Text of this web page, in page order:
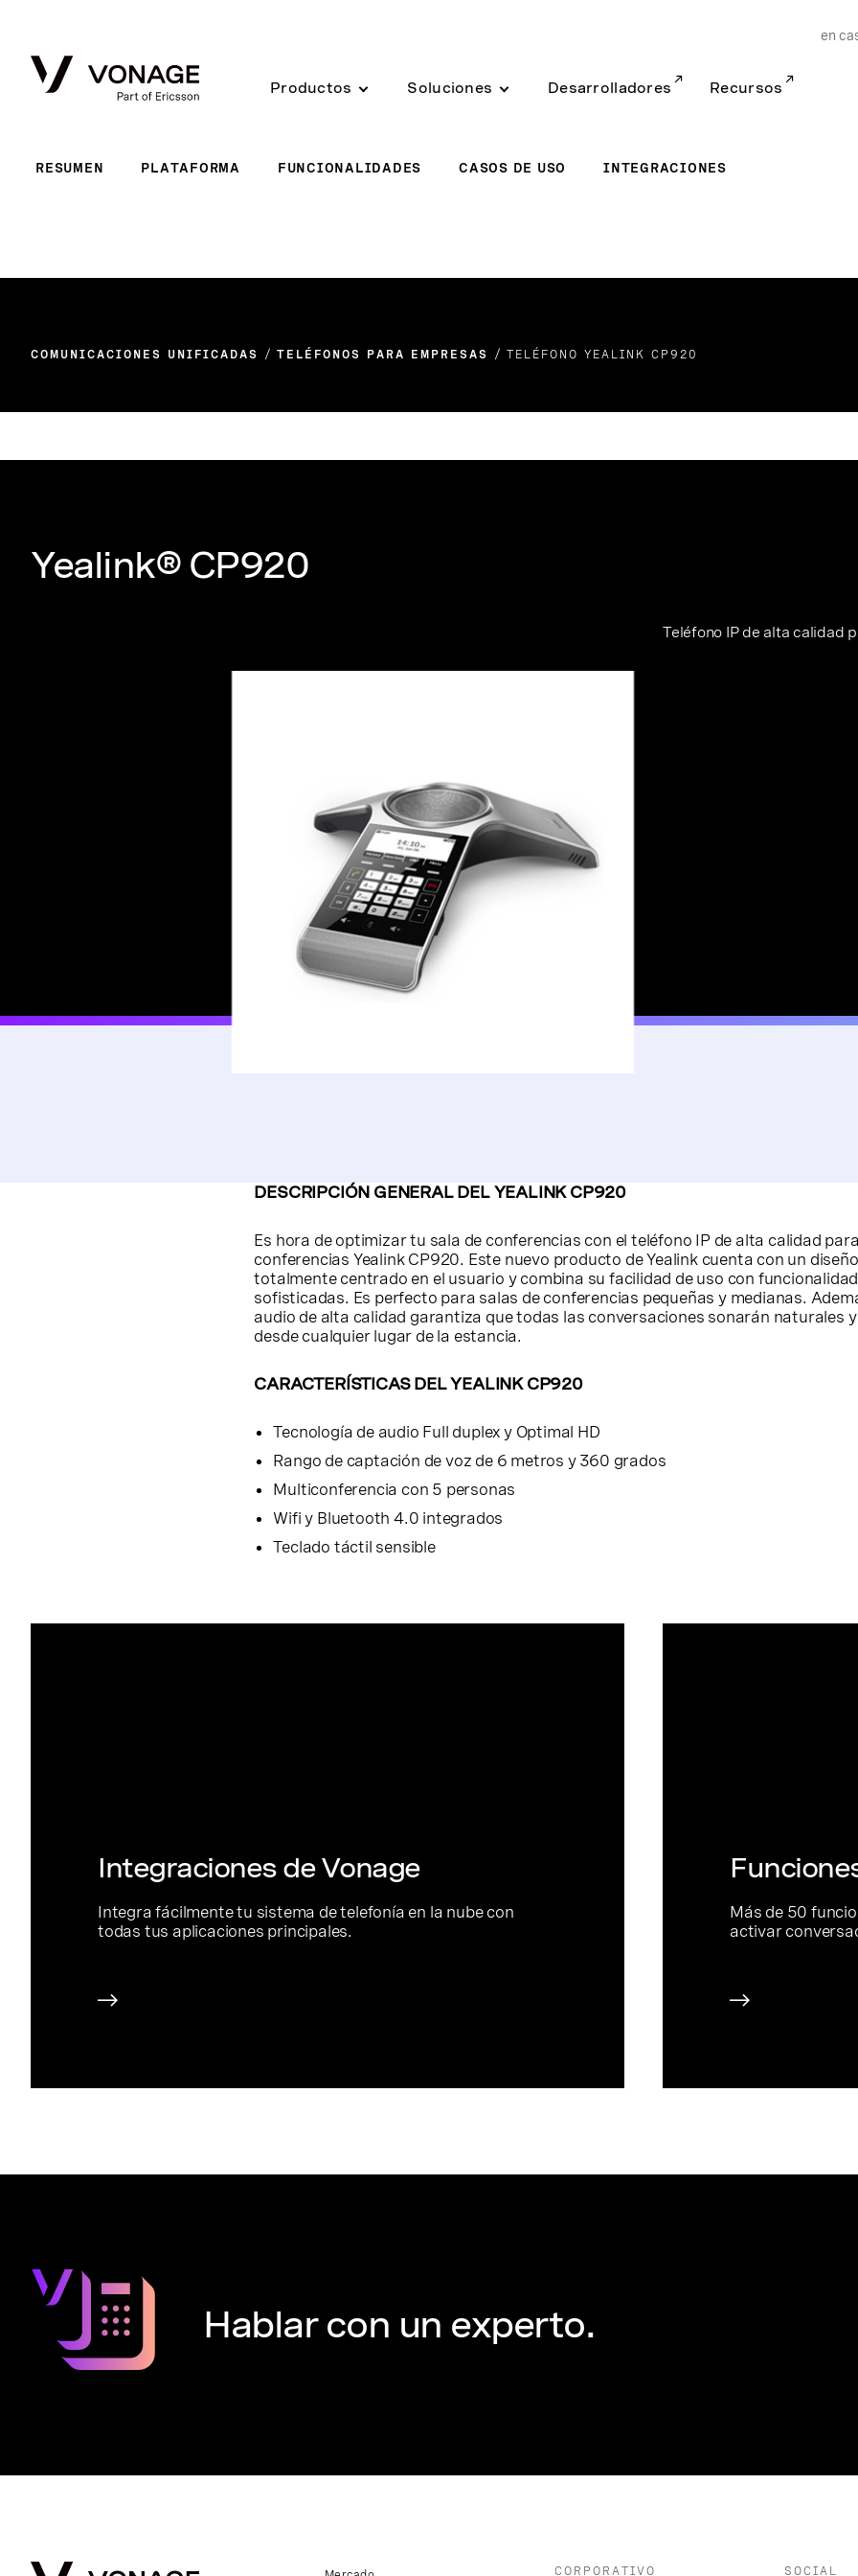
Productos Soluciones Desarrolladores Recursos
en
RESUMEN PLATAFORMA FUNCIONALIDADES CASOS DE USO INTEGRACIONES
COMUNICACIONES UNIFICADAS TELÉFONOS PARA EMPRESAS TELÉFONO YEALINK CP920
Yealink® CP920
Teléfono IP de alta calidad
DESCRIPCIÓN GENERAL DEL YEALINK CP920
Es hora de optimizar tu sala de conferencias con el teléfono IP de alta calidad para
conferencias Yealink CP920. Este nuevo producto de Yealink cuenta con un diseño
totalmente centrado en el usuario y combina su facilidad de uso con
sofisticadas. Es perfecto para salas de conferencias pequeñas y medianas.
audio de alta calidad garantiza que todas las conversaciones sonarán naturales
desde cualquier lugar de la estancia.
CARACTERÍSTICAS DEL YEALINK CP920
Tecnología de audio Full duplex y Optimal HD
Rango de captación de voz de 6 metros y 360 grados
Multiconferencia con 5 personas
Wifi y Bluetooth 4.0 integrados
Teclado táctil sensible
Integraciones de Vonage
Integra fácilmente tu sistema de telefonía en la nube con
todas tus aplicaciones principales.
Más de 50
activar
Hablar con un experto.
CORPORATIVO SOCIAL